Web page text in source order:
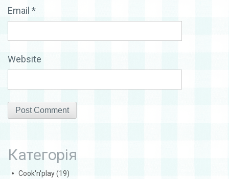
Email *
Website
Категорія
Cook'n'play(19)